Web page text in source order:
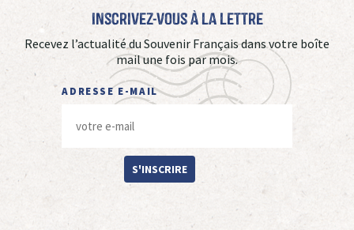
Inscrivez-vous à La Lettre
Recevez l’actualité du Souvenir Français dans votre boîte
mail une fois par mois.
ADRESSE E-MAIL
S'INSCRIRE